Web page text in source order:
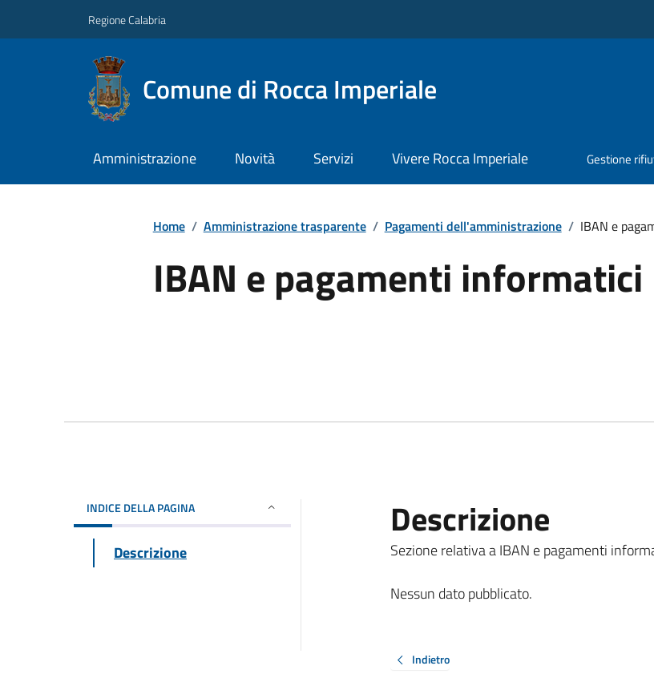
Regione Calabria
Comune di Rocca Imperiale
Amministrazione Novità Servizi Vivere Rocca Imperiale Gestione
Home / Amministrazione trasparente / Pagamenti dell'amministrazione / IBAN e
IBAN e pagamenti informatici
INDICE DELLA PAGINA
Descrizione
Descrizione
Sezione relativa a IBAN e pagamenti
Nessun dato pubblicato.
Indietro